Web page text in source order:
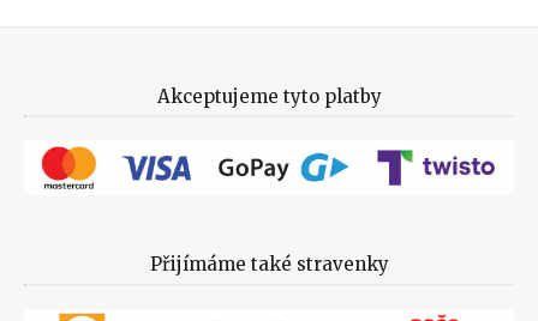
Akceptujeme tyto platby
Přijímáme také stravenky